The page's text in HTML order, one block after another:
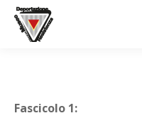
Fascicolo 1: